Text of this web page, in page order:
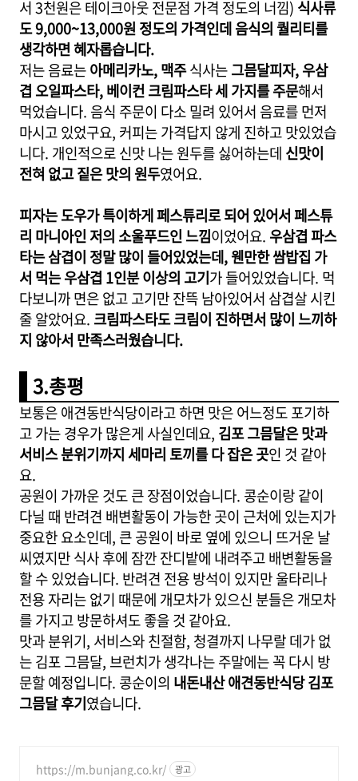
서 3천원은 테이크아웃 전문점 가격 정도의 너낌) 식사류
도 9,000~13,000원 정도의 가격인데 음식의 퀄리티를
생각하면 혜자롭습니다.
저는 음료는아메리카노, 맥주식사는그믐달피자, 우삼
겹 오일파스타, 베이컨 크림파스타 세 가지를 주문해서
먹었습니다. 음식 주문이 다소 밀려 있어서 음료를 먼저
마시고 있었구요, 커피는 가격답지 않게 진하고 맛있었습
니다. 개인적으로 신맛 나는 원두를 싫어하는데 신맛이
전혀 없고 짙은 맛의 원두였어요.
피자는 도우가 특이하게 페스튜리로 되어 있어서 페스튜
리 마니아인 저의 소울푸드인 느낌이었어요. 우삼겹 파스
타는 삼겹이 정말 많이 들어있었는데, 웬만한 쌈밥집 가
서 먹는 우삼겹 1인분 이상의 고기가 들어있었습니다. 먹
다보니까 면은 없고 고기만 잔뜩 남아있어서 삼겹살 시킨
줄 알았어요. 크림파스타도 크림이 진하면서 많이 느끼하
지 않아서 만족스러웠습니다.
3.총평
보통은 애견동반식당이라고 하면 맛은 어느정도 포기하
고 가는 경우가 많은게 사실인데요, 김포 그믐달은 맛과
서비스 분위기까지 세마리 토끼를 다 잡은 곳인 것 같아
요.
공원이 가까운 것도 큰 장점이었습니다. 콩순이랑 같이
다닐 때 반려견 배변활동이 가능한 곳이 근처에 있는지가
중요한 요소인데, 큰 공원이 바로 옆에 있으니 뜨거운 날
씨였지만 식사 후에 잠깐 잔디밭에 내려주고 배변활동을
할 수 있었습니다. 반려견 전용 방석이 있지만 울타리나
전용 자리는 없기 때문에 개모차가 있으신 분들은 개모차
를 가지고 방문하셔도 좋을 것 같아요.
맛과 분위기, 서비스와 친절함, 청결까지 나무랄 데가 없
는 김포 그믐달, 브런치가 생각나는 주말에는 꼭 다시 방
문할 예정입니다. 콩순이의 내돈내산 애견동반식당 김포
그믐달 후기였습니다.
https://m.bunjang.co.kr/ 광고